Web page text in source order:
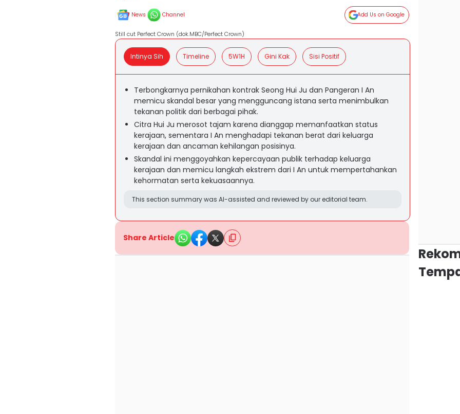
News Channel Add Us on Google
Still cut Perfect Crown (dok.MBC/Perfect Crown)
Intinya Sih Timeline 5W1H Gini Kak Sisi Positif
Terbongkarnya pernikahan kontrak Seong Hui Ju dan Pangeran I An
memicu skandal besar yang mengguncang istana serta menimbulkan
tekanan politik dari berbagai pihak.
Citra Hui Ju merosot tajam karena dianggap memanfaatkan status
kerajaan, sementara I An menghadapi tekanan berat dari keluarga
kerajaan dan ancaman kehilangan posisinya.
Skandal ini menggoyahkan kepercayaan publik terhadap keluarga
kerajaan dan memicu langkah ekstrem dari I An untuk mempertahankan
kehormatan serta kekuasaannya.
This section summary was AI-assisted and reviewed by our editorial team.
Share Article